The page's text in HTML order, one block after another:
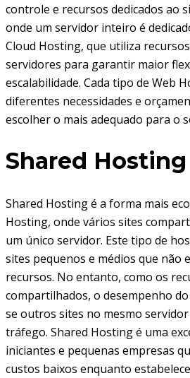
controle e recursos dedicados ao
onde um servidor inteiro é
Cloud Hosting, que utiliza
servidores para garantir maior
escalabilidade. Cada tipo de Web
diferentes necessidades e
escolher o mais adequado para o
Shared Hosting
Shared Hosting é a forma mais
Hosting, onde vários sites
um único servidor. Este tipo de
sites pequenos e médios que não
recursos. No entanto, como os
compartilhados, o desempenho
se outros sites no mesmo
tráfego. Shared Hosting é uma
iniciantes e pequenas empresas
custos baixos enquanto